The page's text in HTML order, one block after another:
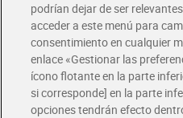
Únete al CLUB Dia
Disfruta las ventajas y ofertas
Descárgate la APP Dia
Folletos y Tiendas
Descubre las mejores ofertas y
podrían dejar de ser
acceder a este menú para
consentimiento en cualquier
enlace «Gestionar las
ícono flotante en la parte
si corresponde] en la parte
opciones tendrán efecto